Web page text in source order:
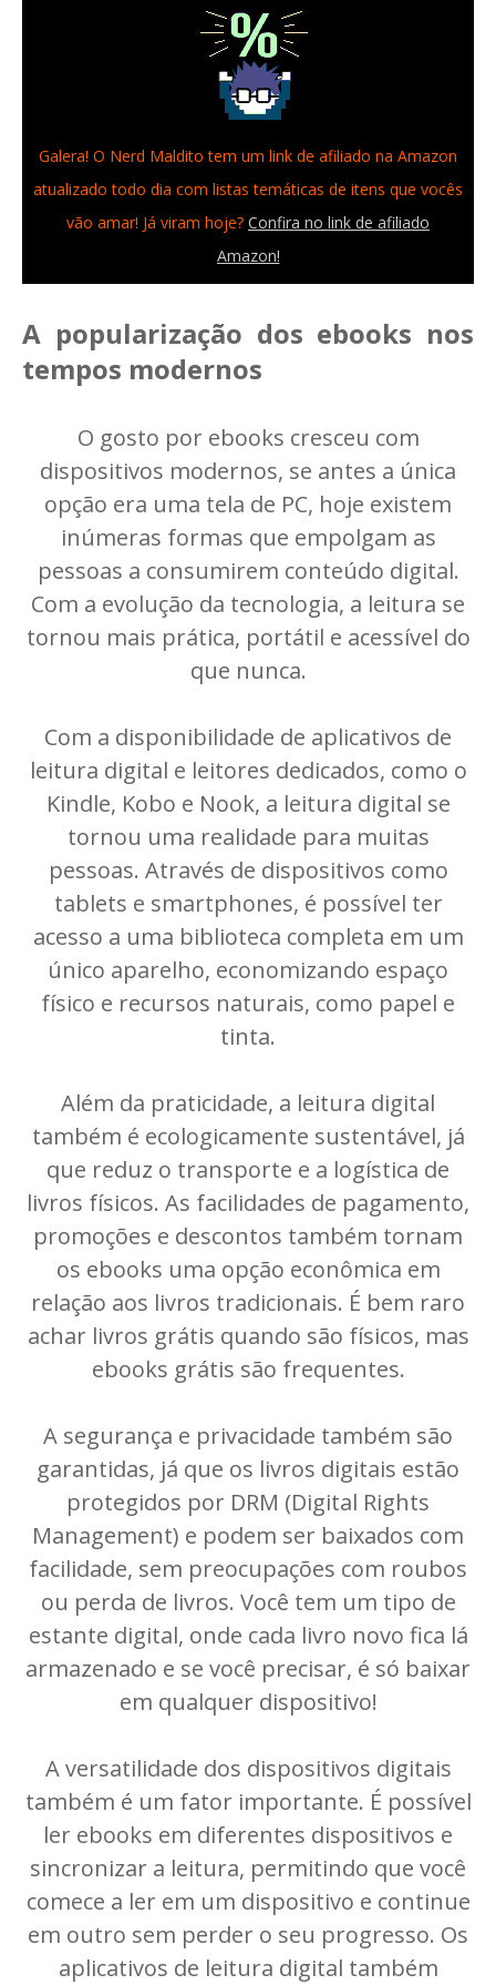
Galera! O Nerd Maldito tem um link de afiliado na Amazon
atualizado todo dia com listas temáticas de itens que vocês
vão amar! Já viram hoje? Confira no link de afiliado
Amazon!
A popularização dos ebooks nos
tempos modernos
O gosto por ebooks cresceu com
dispositivos modernos, se antes a única
opção era uma tela de PC, hoje existem
inúmeras formas que empolgam as
pessoas a consumirem conteúdo digital.
Com a evolução da tecnologia, a leitura se
tornou mais prática, portátil e acessível do
que nunca.
Com a disponibilidade de aplicativos de
leitura digital e leitores dedicados, como o
Kindle, Kobo e Nook, a leitura digital se
tornou uma realidade para muitas
pessoas. Através de dispositivos como
tablets e smartphones, é possível ter
acesso a uma biblioteca completa em um
único aparelho, economizando espaço
físico e recursos naturais, como papel e
tinta.
Além da praticidade, a leitura digital
também é ecologicamente sustentável, já
que reduz o transporte e a logística de
livros físicos. As facilidades de pagamento,
promoções e descontos também tornam
os ebooks uma opção econômica em
relação aos livros tradicionais. É bem raro
achar livros grátis quando são físicos, mas
ebooks grátis são frequentes.
A segurança e privacidade também são
garantidas, já que os livros digitais estão
protegidos por DRM (Digital Rights
Management) e podem ser baixados com
facilidade, sem preocupações com roubos
ou perda de livros. Você tem um tipo de
estante digital, onde cada livro novo fica lá
armazenado e se você precisar, é só baixar
em qualquer dispositivo!
A versatilidade dos dispositivos digitais
também é um fator importante. É possível
ler ebooks em diferentes dispositivos e
sincronizar a leitura, permitindo que você
comece a ler em um dispositivo e continue
em outro sem perder o seu progresso. Os
aplicativos de leitura digital também